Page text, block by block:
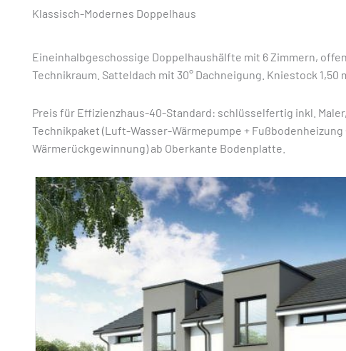
Klassisch-Modernes Doppelhaus
Eineinhalbgeschossige Doppelhaushälfte mit 6 Zimmern,
Technikraum. Satteldach mit 30° Dachneigung. Kniestock 1,50
Preis für Effizienzhaus-40-Standard: schlüsselfertig inkl.
Technikpaket (Luft-Wasser-Wärmepumpe +
Wärmerückgewinnung) ab Oberkante Bodenplatte.